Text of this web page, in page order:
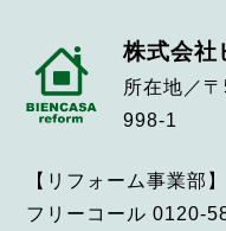
株式会社
所在地／
998-1
【リフォーム事業部】
フリーコール 0120-